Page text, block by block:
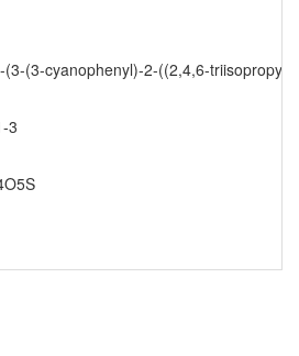
(3-(3-cyanophenyl)-2-((2,4,6-
3